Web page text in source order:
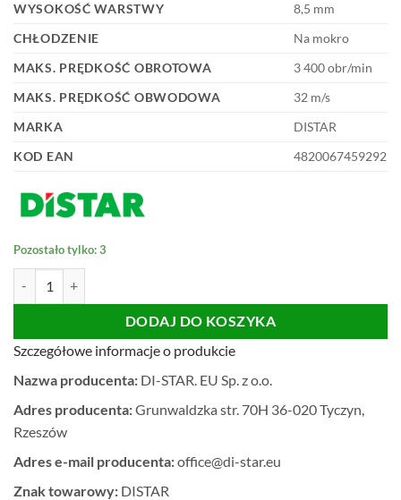
WYSOKOŚĆ WARSTWY
8,5 mm
CHŁODZENIE
Na mokro
MAKS. PRĘDKOŚĆ OBROTOWA
3 400 obr/min
MAKS. PRĘDKOŚĆ OBWODOWA
32 m/s
MARKA
DISTAR
KOD EAN
4820067459292
Pozostało tylko: 3
DODAJ DO KOSZYKA
Szczegółowe informacje o produkcie
Nazwa producenta: DI-STAR. EU Sp. z o.o.
Adres producenta:Grunwaldzka str. 70H 36-020 Tyczyn,
Rzeszów
Adres e-mail producenta:office@di-star.eu
Znak towarowy: DISTAR